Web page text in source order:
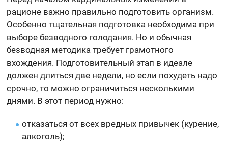
рационе важно правильно подготовить организм.
Особенно тщательная подготовка необходима при
выборе безводного голодания. Но и обычная
безводная методика требует грамотного
вхождения. Подготовительный этап в идеале
должен длиться две недели, но если похудеть надо
срочно, то можно ограничиться несколькими
днями. В этот период нужно:
отказаться от всех вредных привычек (курение,
алкоголь);